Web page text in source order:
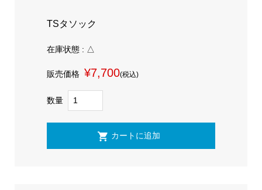
TSタソック
在庫状態 : △
販売価格 ¥7,700(税込)
数量